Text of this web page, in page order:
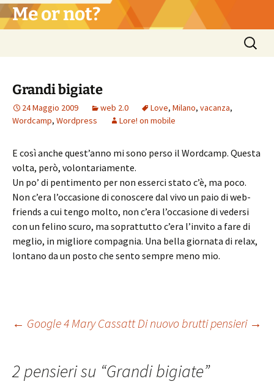
Vai
al Me or not?
Ricerca
per:
Grandi bigiate
24 Maggio 2009 web 2.0 Love, Milano, vacanza,
Wordcamp, Wordpress Lore! on mobile
E così anche quest’anno mi sono perso il Wordcamp. Questa
volta, però, volontariamente.
Un po’ di pentimento per non esserci stato c’è, ma poco.
Non c’era l’occasione di conoscere dal vivo un paio di web-
friends a cui tengo molto, non c’era l’occasione di vedersi
con un felino scuro, ma soprattutto c’era l’invito a fare di
meglio, in migliore compagnia. Una bella giornata di relax,
lontano da un posto che sento sempre meno mio.
Navigazione
articolo
← Google 4 Mary CassattDi nuovo brutti pensieri →
2 pensieri su “Grandi bigiate”